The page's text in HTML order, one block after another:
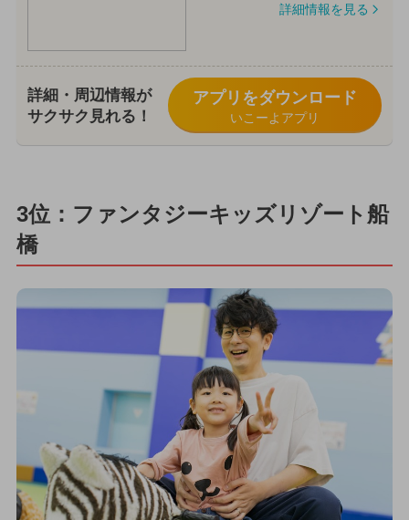
詳細情報を見る
詳細・周辺情報が
サクサク見れる！
アプリをダウンロード
いこーよアプリ
3位：ファンタジーキッズリゾート船
橋